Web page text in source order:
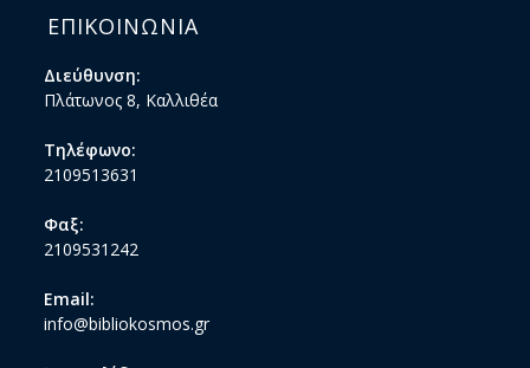
ΕΠΙΚΟΙΝΩΝΙΑ
Διεύθυνση:
Πλάτωνος 8, Καλλιθέα
Τηλέφωνο:
2109513631
Φαξ:
2109531242
Email:
info@bibliokosmos.gr